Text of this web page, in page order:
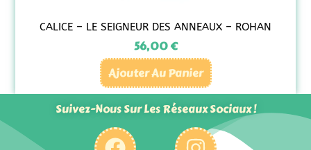
CALICE – LE SEIGNEUR DES ANNEAUX – ROHAN
56,00€
Ajouter Au Panier
Suivez-Nous Sur Les Réseaux Sociaux !